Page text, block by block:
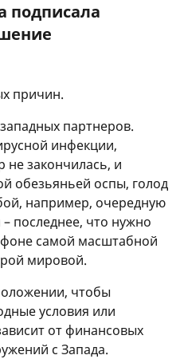
подписала
причин.
партнеров.
инфекции,
не закончилась, и
обезьяньей оспы, голод
например, очередную
последнее, что нужно
самой масштабной
мировой.
чтобы
условия или
от финансовых
с Запада.